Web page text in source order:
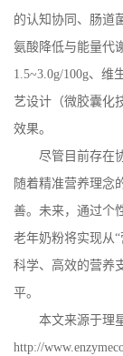
的认知协同、肠道
氨酸降低与能量代
1.5~3.0g/100g、维
艺设计（微胶囊化
效果。
尽管目前存在
随着精准营养理念
善。未来，通过个
老年奶粉将实现从
科学、高效的营养
平。
本文来源于理
http://